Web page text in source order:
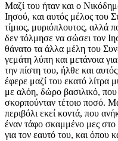
Μαζί του ήταν και ο
Ιησού, και αυτός μέλος του
τίμιος, μυριόπλουτος, αλλά
δεν τόλμησε να σώσει τον
θάνατο τα άλλα μέλη του
γεμάτη λύπη και μετάνοια
την πίστη του, ήλθε και
έφερε μαζί του εκατό λίτρα
με αλόη, δώρο βασιλικό,
σκορπούνταν τέτοιο ποσό.
περιβόλι εκεί κοντά, που
έναν τάφο σκαμμένο μες στο
για τον εαυτό του, και όπου